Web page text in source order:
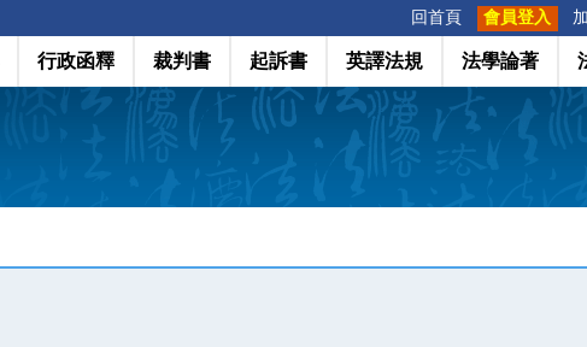
回首頁 會員登入
行政函釋 裁判書 起訴書 英譯法規 法學論著